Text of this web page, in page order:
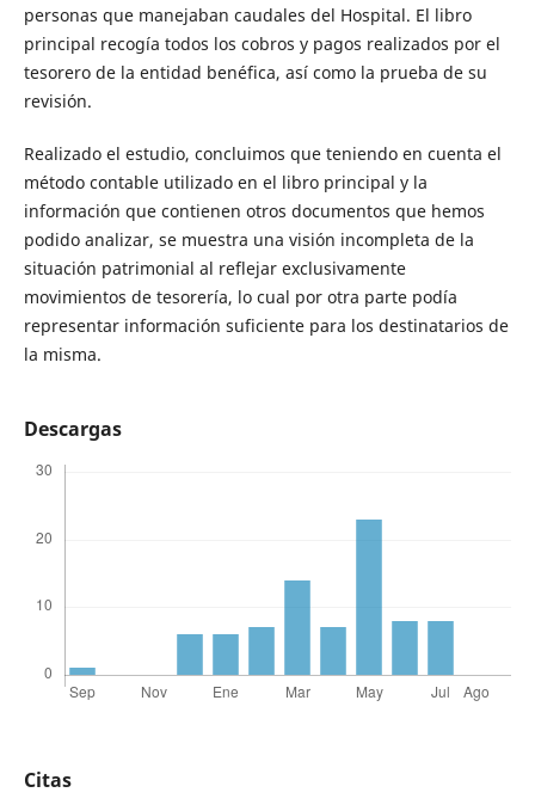
personas que manejaban caudales del Hospital. El libro
principal recogía todos los cobros y pagos realizados por el
tesorero de la entidad benéfica, así como la prueba de su
revisión.
Realizado el estudio, concluimos que teniendo en cuenta el
método contable utilizado en el libro principal y la
información que contienen otros documentos que hemos
podido analizar, se muestra una visión incompleta de la
situación patrimonial al reflejar exclusivamente
movimientos de tesorería, lo cual por otra parte podía
representar información suficiente para los destinatarios de
la misma.
Descargas
Citas